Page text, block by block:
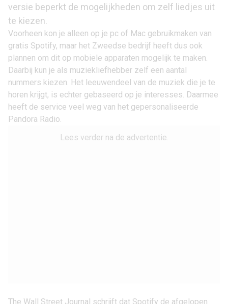
versie beperkt de mogelijkheden om zelf liedjes uit
te kiezen.
Voorheen kon je alleen op je pc of Mac gebruikmaken van
gratis Spotify, maar het Zweedse bedrijf heeft dus ook
plannen om dit op mobiele apparaten mogelijk te maken.
Daarbij kun je als muziekliefhebber zelf een aantal
nummers kiezen. Het leeuwendeel van de muziek die je te
horen krijgt, is echter gebaseerd op je interesses. Daarmee
heeft de service veel weg van het gepersonaliseerde
Pandora Radio.
Lees verder na de advertentie.
The Wall Street Journal schrijft dat Spotify de afgelopen